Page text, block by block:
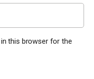
this browser for the